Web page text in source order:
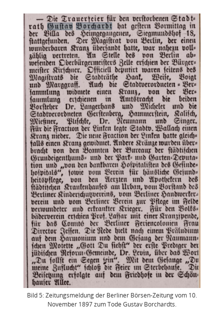
Bild 5: Zeitungsmeldung der Berliner Börsen-Zeitung vom 10.
November 1897 zum Tode Gustav Borchardts.